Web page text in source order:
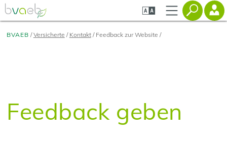
Zum
Seiteninhalt
springen
Zur
Navigation
springen
Zur
Mobilen
Navigation
BVAEB Versicherte Kontakt Feedback zur Website
Feedback geben